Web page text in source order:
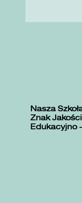
Nasza
Znak
Edukacyjno